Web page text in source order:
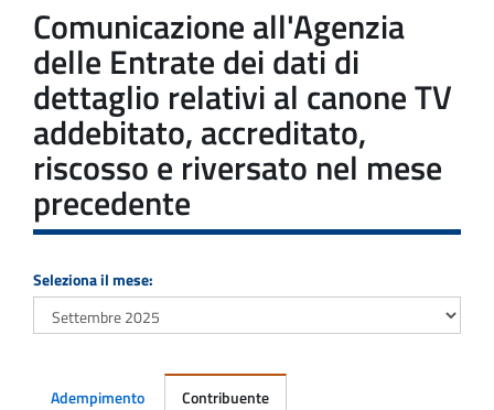
Comunicazione all'Agenzia
delle Entrate dei dati di
dettaglio relativi al canone TV
addebitato, accreditato,
riscosso e riversato nel mese
precedente
Seleziona il mese:
Adempimento Contribuente